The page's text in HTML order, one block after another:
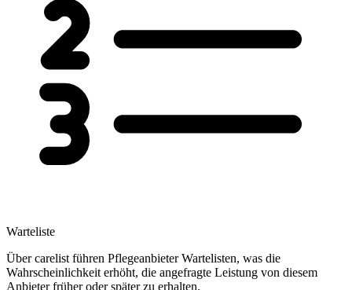
Warteliste
Über carelist führen Pflegeanbieter Wartelisten, was die
Wahrscheinlichkeit erhöht, die angefragte Leistung von diesem
Anbieter früher oder später zu erhalten.